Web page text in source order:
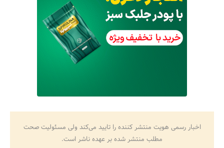
اخبار رسمی هویت منتشر کننده را تایید می‌کند ولی مسئولیت صحت
مطلب منتشر شده بر عهده ناشر است.